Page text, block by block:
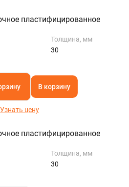
пластифицированное
Толщина, мм
30
В корзину
Узнать цену
пластифицированное
Толщина, мм
30